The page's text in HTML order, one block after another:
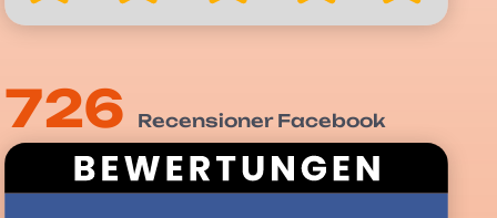
726 Recensioner Facebook